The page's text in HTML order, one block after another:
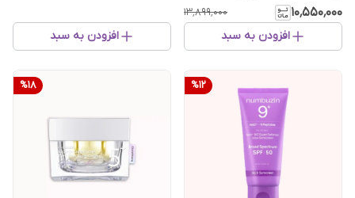
انواع پوست
۱۰٬۵۵۰٬۰۰۰ ۱۳٬۸۹۹٬۰۰۰
افزودن به سبد افزودن به سبد
%12
%18